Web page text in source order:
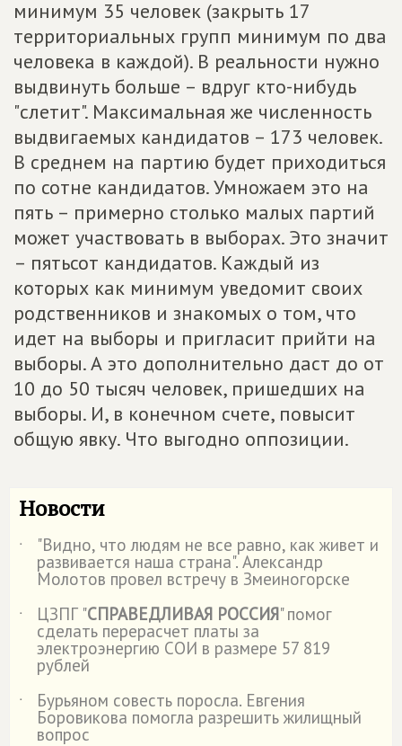
минимум 35 человек (закрыть 17
территориальных групп минимум по два
человека в каждой). В реальности нужно
выдвинуть больше – вдруг кто-нибудь
"слетит". Максимальная же численность
выдвигаемых кандидатов – 173 человек.
В среднем на партию будет приходиться
по сотне кандидатов. Умножаем это на
пять – примерно столько малых партий
может участвовать в выборах. Это значит
– пятьсот кандидатов. Каждый из
которых как минимум уведомит своих
родственников и знакомых о том, что
идет на выборы и пригласит прийти на
выборы. А это дополнительно даст до от
10 до 50 тысяч человек, пришедших на
выборы. И, в конечном счете, повысит
общую явку. Что выгодно оппозиции.
Новости
˙ "Видно, что людям не все равно, как живет и
развивается наша страна". Александр
Молотов провел встречу в Змеиногорске
˙
ЦЗПГ "СПРАВЕДЛИВАЯ РОССИЯ" помог
сделать перерасчет платы за
электроэнергию СОИ в размере 57 819
рублей
˙
Бурьяном совесть поросла. Евгения
Боровикова помогла разрешить жилищный
вопрос